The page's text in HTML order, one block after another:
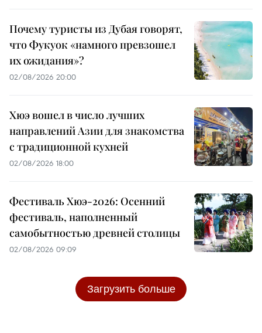
Почему туристы из Дубая говорят,
что Фукуок «намного превзошел
их ожидания»?
02/08/2026 20:00
Хюэ вошел в число лучших
направлений Азии для знакомства
с традиционной кухней
02/08/2026 18:00
Фестиваль Хюэ-2026: Осенний
фестиваль, наполненный
самобытностью древней столицы
02/08/2026 09:09
Загрузить больше